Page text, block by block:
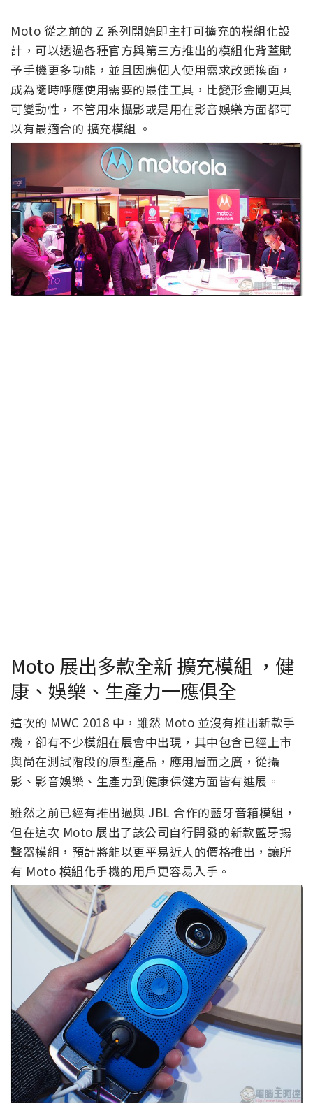
Moto 從之前的 Z 系列開始即主打可擴充的模組化設
計，可以透過各種官方與第三方推出的模組化背蓋賦
予手機更多功能，並且因應個人使用需求改頭換面，
成為隨時呼應使用需要的最佳工具，比變形金剛更具
可變動性，不管用來攝影或是用在影音娛樂方面都可
以有最適合的 擴充模組 。
Moto 展出多款全新 擴充模組 ，健
康、娛樂、生產力一應俱全
這次的 MWC 2018 中，雖然 Moto 並沒有推出新款手
機，卻有不少模組在展會中出現，其中包含已經上市
與尚在測試階段的原型產品，應用層面之廣，從攝
影、影音娛樂、生產力到健康保健方面皆有進展。
雖然之前已經有推出過與 JBL 合作的藍牙音箱模組，
但在這次 Moto 展出了該公司自行開發的新款藍牙揚
聲器模組，預計將能以更平易近人的價格推出，讓所
有 Moto 模組化手機的用戶更容易入手。